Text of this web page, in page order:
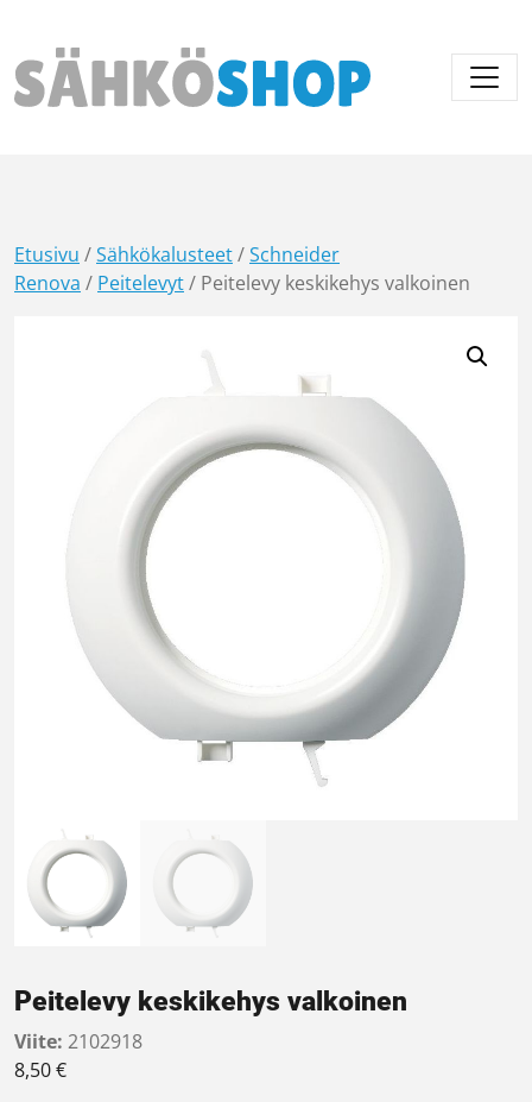
Päävalikko
Etusivu /Sähkökalusteet/Schneider
Renova / Peitelevyt/ Peitelevy keskikehys valkoinen
Peitelevy keskikehys valkoinen
Viite: 2102918
8,50€